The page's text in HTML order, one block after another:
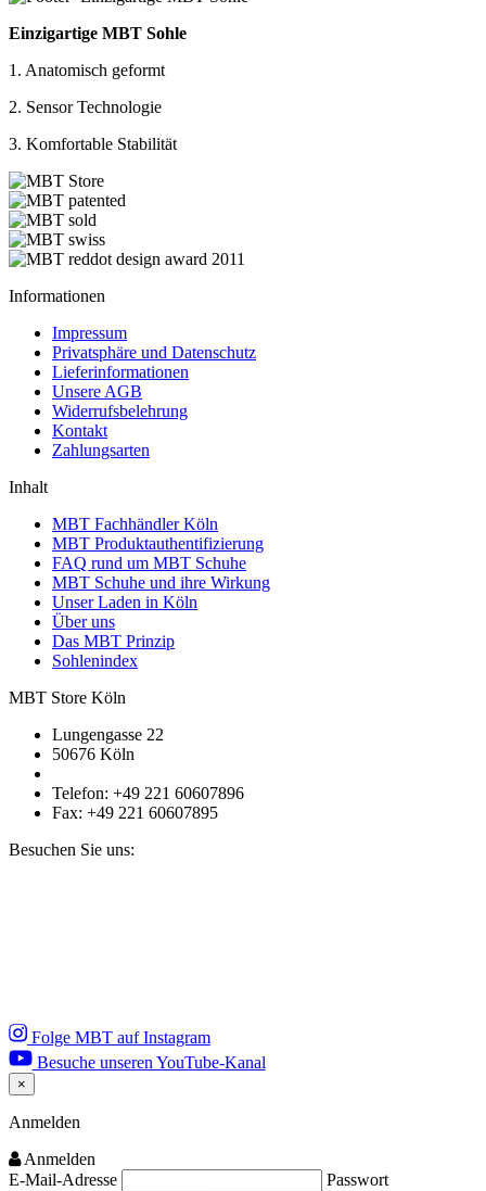
Einzigartige MBT Sohle
1. Anatomisch geformt
2. Sensor Technologie
3. Komfortable Stabilität
Informationen
Impressum
Privatsphäre und Datenschutz
Lieferinformationen
Unsere AGB
Widerrufsbelehrung
Kontakt
Zahlungsarten
Inhalt
MBT Fachhändler Köln
MBT Produktauthentifizierung
FAQ rund um MBT Schuhe
MBT Schuhe und ihre Wirkung
Unser Laden in Köln
Über uns
Das MBT Prinzip
Sohlenindex
MBT Store Köln
Lungengasse 22
50676 Köln
Telefon: +49 221 60607896
Fax: +49 221 60607895
Besuchen Sie uns:
Folge MBT auf Instagram
Besuche unseren YouTube-Kanal
×
Close
Anmelden
Anmelden
E-Mail-Adresse
Passwort